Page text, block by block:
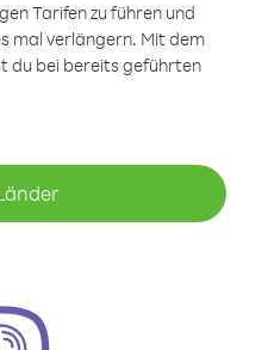
Tarifen zu führen und
mal verlängern. Mit dem
du bei bereits geführten